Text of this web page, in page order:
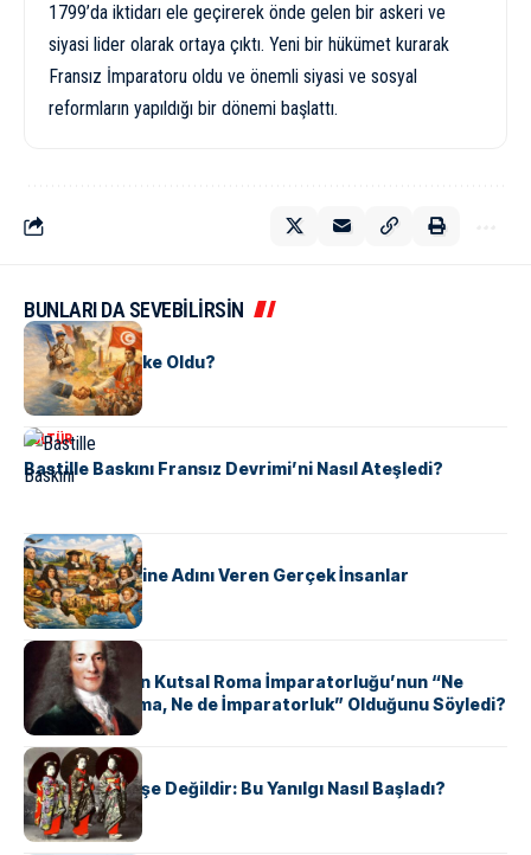
1799’da iktidarı ele geçirerek önde gelen bir askeri ve
siyasi lider olarak ortaya çıktı. Yeni bir hükümet kurarak
Fransız İmparatoru oldu ve önemli siyasi ve sosyal
reformların yapıldığı bir dönemi başlattı.
BUNLARI DA SEVEBİLİRSİN
KÜLTÜR
Tunus Nasıl Ülke Oldu?
KÜLTÜR
Bastille Baskını Fransız Devrimi’ni Nasıl Ateşledi?
KÜLTÜR
ABD Eyaletlerine Adını Veren Gerçek İnsanlar
KÜLTÜR
Voltaire Neden Kutsal Roma İmparatorluğu’nun “Ne
Kutsal, Ne Roma, Ne de İmparatorluk” Olduğunu Söyledi?
KÜLTÜR
Geyşalar Fahişe Değildir: Bu Yanılgı Nasıl Başladı?